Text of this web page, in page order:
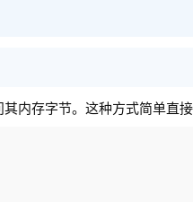
内存字节。这种方式简单直